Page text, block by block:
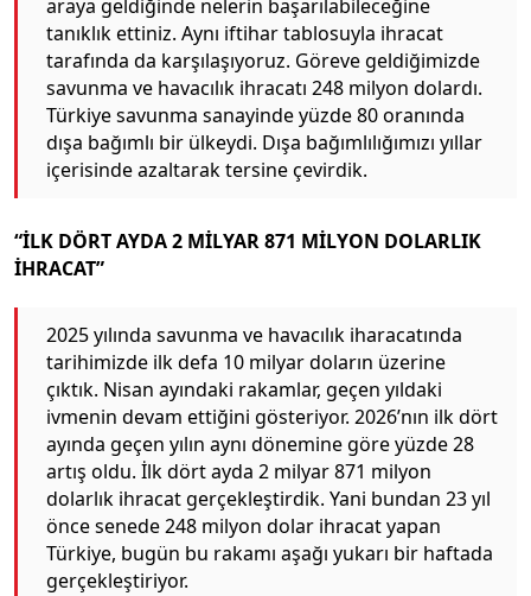
araya geldiğinde nelerin başarılabileceğine
tanıklık ettiniz. Aynı iftihar tablosuyla ihracat
tarafında da karşılaşıyoruz. Göreve geldiğimizde
savunma ve havacılık ihracatı 248 milyon dolardı.
Türkiye savunma sanayinde yüzde 80 oranında
dışa bağımlı bir ülkeydi. Dışa bağımlılığımızı yıllar
içerisinde azaltarak tersine çevirdik.
“İLK DÖRT AYDA 2 MİLYAR 871 MİLYON DOLARLIK
İHRACAT”
2025 yılında savunma ve havacılık iharacatında
tarihimizde ilk defa 10 milyar doların üzerine
çıktık. Nisan ayındaki rakamlar, geçen yıldaki
ivmenin devam ettiğini gösteriyor. 2026’nın ilk dört
ayında geçen yılın aynı dönemine göre yüzde 28
artış oldu. İlk dört ayda 2 milyar 871 milyon
dolarlık ihracat gerçekleştirdik. Yani bundan 23 yıl
önce senede 248 milyon dolar ihracat yapan
Türkiye, bugün bu rakamı aşağı yukarı bir haftada
gerçekleştiriyor.